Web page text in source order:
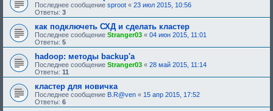
т
р
б
у
щ
е
е
б
Последнее сообщение sproot « 23 июл 2015, 10:56
Ответы: 3
как подключеть СХД и сделать кластер
Последнее сообщение Stranger03 « 04 июн 2015, 11:01
Ответы: 5
hadoop: методы backup'a
Последнее сообщение Stranger03 « 28 май 2015, 11:14
Ответы: 11
кластер для новичка
Последнее сообщение B.R@ven « 15 апр 2015, 17:52
Ответы: 6